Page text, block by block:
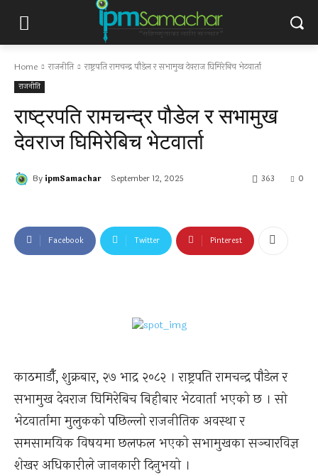
Home राजनीति राष्ट्रपति रामचन्द्र पौडेल र सभामुख देवराज घिमिरेबिच भेटवार्ता
राजनीति
राष्ट्रपति रामचन्द्र पौडेल र सभामुख
देवराज घिमिरेबिच भेटवार्ता
By ipmSamachar September 12, 2025 0
363
Facebook Twitter Pinterest
काठमाडौँ, शुक्रबार, २७ भाद्र २०८२ । राष्ट्रपति रामचन्द्र पौडेल र
सभामुख देवराज घिमिरेबिच बिहीबार भेटवार्ता भएको छ । सो
भेटवार्तामा मुलुकको पछिल्लो राजनीतिक अवस्था र
समसामयिक विषयमा छलफल भएको सभामुखका सञ्चारविज्ञ
शेखर अधिकारीले जानकारी दिनुभयो ।